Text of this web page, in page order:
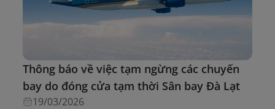
Thông báo về việc tạm ngừng các chuyến
bay do đóng cửa tạm thời Sân bay Đà Lạt
19/03/2026